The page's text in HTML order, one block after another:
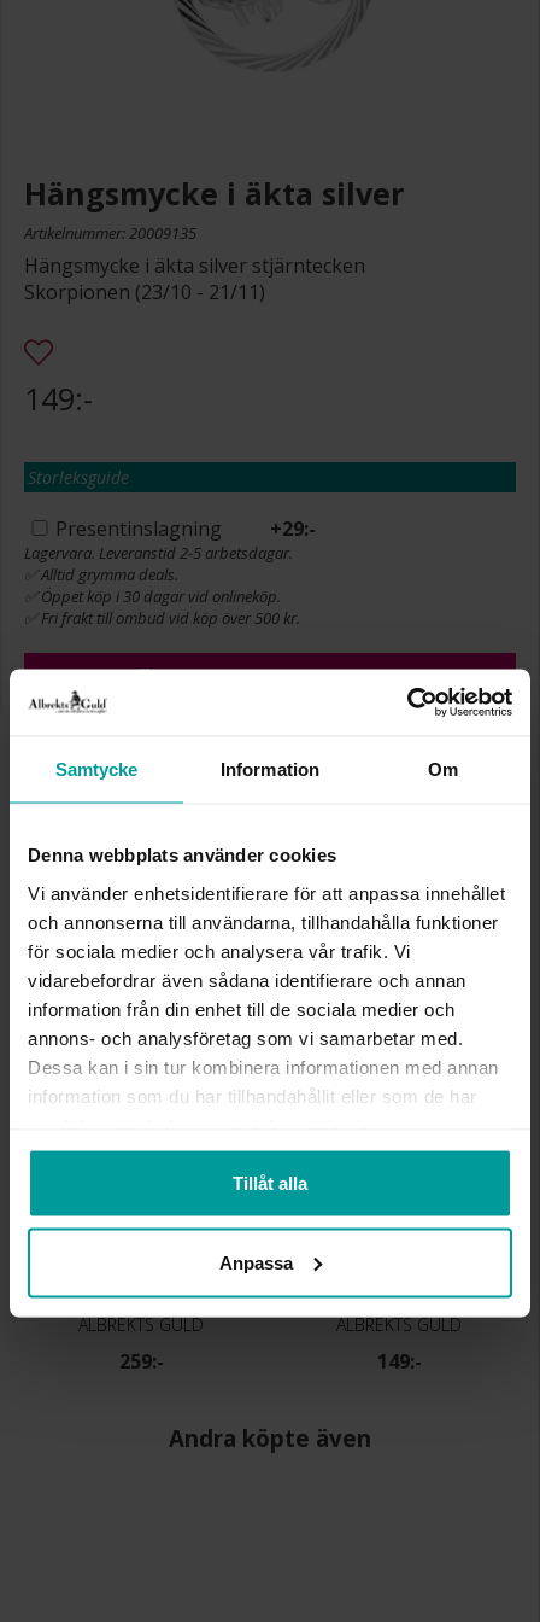
Samtycke Information Om
Denna webbplats använder cookies
Vi använder enhetsidentifierare för att anpassa innehållet
och annonserna till användarna, tillhandahålla funktioner
för sociala medier och analysera vår trafik. Vi
vidarebefordrar även sådana identifierare och annan
information från din enhet till de sociala medier och
annons- och analysföretag som vi samarbetar med.
Dessa kan i sin tur kombinera informationen med annan
information som du har tillhandahållit eller som de har
Tillåt alla
Anpassa
Hängsmycke i äkta silver
Artikelnummer: 20009135
Hängsmycke i äkta silver stjärntecken
Skorpionen (23/10 - 21/11)
149:-
Storleksguide
Presentinslagning +29:-
Lagervara. Leveranstid 2-5 arbetsdagar.
✅ Alltid grymma deals.
✅ Öppet köp i 30 dagar vid onlineköp.
✅ Fri frakt till ombud vid köp över 500 kr.
LÄGG I VARUKORGEN
INFO
BREDD CA (MM)
DIAMETER CA (MM)
HÖJD CA (MM)
22
VARUMÄRKE
Albrekts Guld
MATERIAL
Silver
Liknande produkter
Kedja i äkta silver 42 cm
ALBREKTS GULD
259:-
Hängsmycke i äkta silver
ALBREKTS GULD
149:-
Andra köpte även